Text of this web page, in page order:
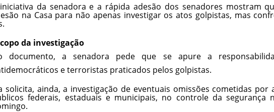
da senadora e a rápida adesão dos senadores mostram
na Casa para não apenas investigar os atos golpistas, mas
da investigação
documento, a senadora pede que se apure a
e terroristas praticados pelos golpistas.
solicita, ainda, a investigação de eventuais omissões cometidas por
federais, estaduais e municipais, no controle da segurança